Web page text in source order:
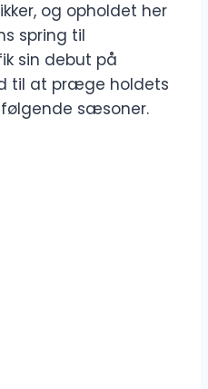
og opholdet her
spring til
sin debut på
til at præge holdets
sæsoner.